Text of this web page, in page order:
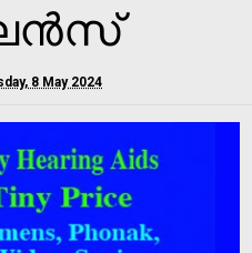
8 May 2024